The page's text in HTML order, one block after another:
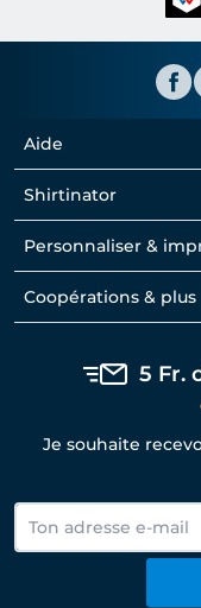
Aide
Shirtinator
Personnaliser &
Coopérations & plus
5 Fr.
Je souhaite